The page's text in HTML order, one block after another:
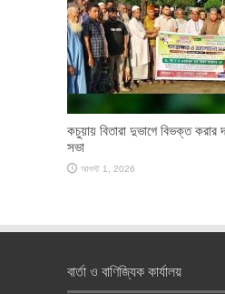
কচুয়ায় বিতারা দুভাগে বিভক্ত করার
সভা
আগস্ট 1, 2026
বার্তা ও বাণিজ্যিক কার্যালয়